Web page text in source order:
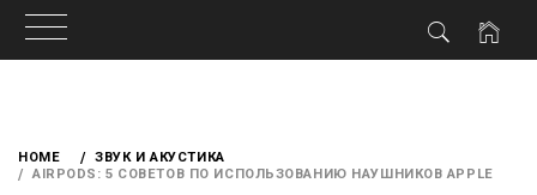
content
HOME
ЗВУК И АКУСТИКА
AIRPODS: 5 СОВЕТОВ ПО ИСПОЛЬЗОВАНИЮ НАУШНИКОВ APPLE